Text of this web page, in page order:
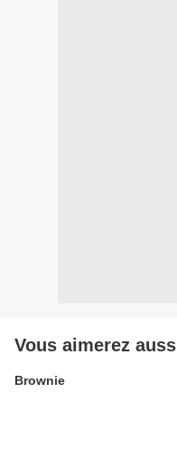
Vous aimerez
Brownie